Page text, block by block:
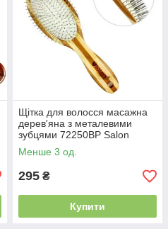
Щітка для волосся масажна
дерев'яна з металевими
зубцями 72250BP Salon
Professional
Менше 3 од.
295 ₴
Купити